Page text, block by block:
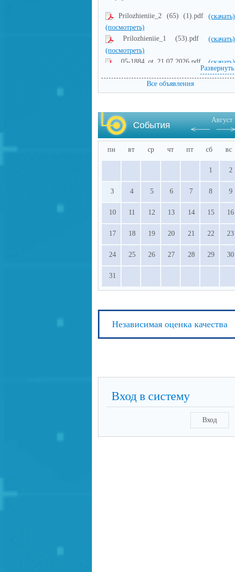
Prilozhieniie_2 (65) (1).pdf (скачать)
(посмотреть)
Prilozhieniie_1 (53).pdf(скачать)
(посмотреть)
05-1884_ot_21.07.2026.pdf (скачать)
Развернуть
Все объявления
События
Август
пн вт ср чт пт сб вс
1 2
3 4 5 6 7 8 9
10 11 12 13 14 15 16
17 18 19 20 21 22 23
24 25 26 27 28 29 30
31
Независимая оценка качества
Вход в систему
Вход